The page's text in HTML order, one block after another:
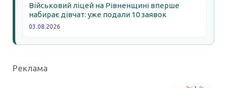
Військовий ліцей на Рівненщині вперше
набирає дівчат: уже подали 10 заявок
03.08.2026
Реклама